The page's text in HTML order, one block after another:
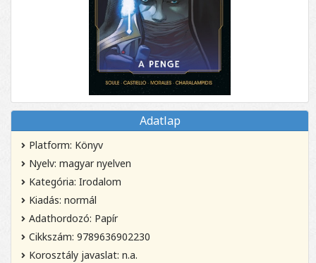
Adatlap
Platform: Könyv
Nyelv: magyar nyelven
Kategória: Irodalom
Kiadás: normál
Adathordozó: Papír
Cikkszám: 9789636902230
Korosztály javaslat: n.a.